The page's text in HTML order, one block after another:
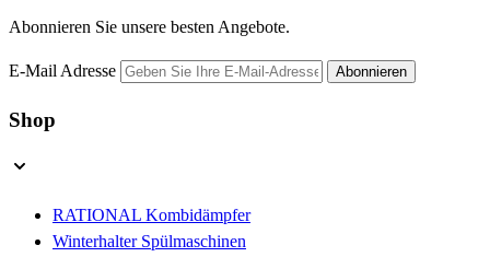
Abonnieren Sie unsere besten Angebote.
E-Mail Adresse Abonnieren
Shop
RATIONAL Kombidämpfer
Winterhalter Spülmaschinen